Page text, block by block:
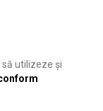
să utilizeze și